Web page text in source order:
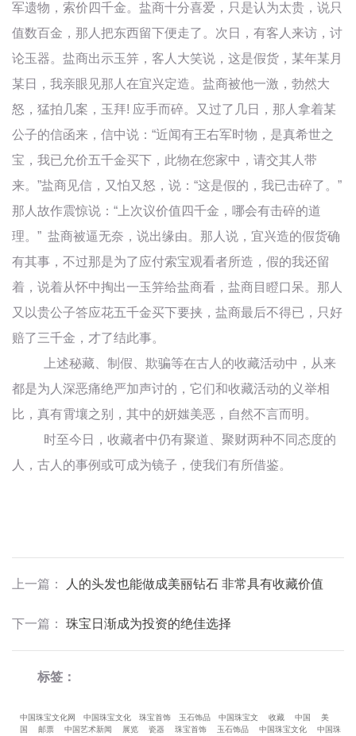
军遗物，索价四千金。盐商十分喜爱，只是认为太贵，说只
值数百金，那人把东西留下便走了。次日，有客人来访，讨
论玉器。盐商出示玉笄，客人大笑说，这是假货，某年某月
某日，我亲眼见那人在宜兴定造。盐商被他一激，勃然大
怒，猛拍几案，玉拜! 应手而碎。又过了几日，那人拿着某
公子的信函来，信中说：“近闻有王右军时物，是真希世之
宝，我已允价五千金买下，此物在您家中，请交其人带
来。”盐商见信，又怕又怒，说：“这是假的，我已击碎了。”
那人故作震惊说：“上次议价值四千金，哪会有击碎的道
理。” 盐商被逼无奈，说出缘由。那人说，宜兴造的假货确
有其事，不过那是为了应付索宝观看者所造，假的我还留
着，说着从怀中掏出一玉笄给盐商看，盐商目瞪口呆。那人
又以贵公子答应花五千金买下要挟，盐商最后不得已，只好
赔了三千金，才了结此事。
上述秘藏、制假、欺骗等在古人的收藏活动中，从来
都是为人深恶痛绝严加声讨的，它们和收藏活动的义举相
比，真有霄壤之别，其中的妍媸美恶，自然不言而明。
时至今日，收藏者中仍有聚道、聚财两种不同态度的
人，古人的事例或可成为镜子，使我们有所借鉴。
上一篇 ： 人的头发也能做成美丽钻石 非常具有收藏价值
下一篇 ： 珠宝日渐成为投资的绝佳选择
标签：
中国珠宝文化网 中国珠宝文化 珠宝首饰 玉石饰品 中国珠宝文 收藏 中国
美
国
邮票 中国艺术新闻 展览 瓷器 珠宝首饰 玉石饰品 中国珠宝文化
中国珠